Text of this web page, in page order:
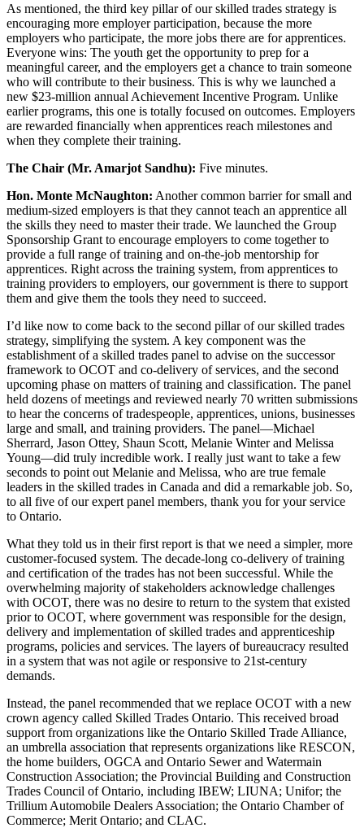
As mentioned, the third key pillar of our skilled trades strategy is
encouraging more employer participation, because the more
employers who participate, the more jobs there are for apprentices.
Everyone wins: The youth get the opportunity to prep for a
meaningful career, and the employers get a chance to train someone
who will contribute to their business. This is why we launched a
new $23-million annual Achievement Incentive Program. Unlike
earlier programs, this one is totally focused on outcomes. Employers
are rewarded financially when apprentices reach milestones and
when they complete their training.
The Chair (Mr. Amarjot Sandhu): Five minutes.
Hon. Monte McNaughton: Another common barrier for small and
medium-sized employers is that they cannot teach an apprentice all
the skills they need to master their trade. We launched the Group
Sponsorship Grant to encourage employers to come together to
provide a full range of training and on-the-job mentorship for
apprentices. Right across the training system, from apprentices to
training providers to employers, our government is there to support
them and give them the tools they need to succeed.
I’d like now to come back to the second pillar of our skilled trades
strategy, simplifying the system. A key component was the
establishment of a skilled trades panel to advise on the successor
framework to OCOT and co-delivery of services, and the second
upcoming phase on matters of training and classification. The panel
held dozens of meetings and reviewed nearly 70 written submissions
to hear the concerns of tradespeople, apprentices, unions, businesses
large and small, and training providers. The panel—Michael
Sherrard, Jason Ottey, Shaun Scott, Melanie Winter and Melissa
Young—did truly incredible work. I really just want to take a few
seconds to point out Melanie and Melissa, who are true female
leaders in the skilled trades in Canada and did a remarkable job. So,
to all five of our expert panel members, thank you for your service
to Ontario.
What they told us in their first report is that we need a simpler, more
customer-focused system. The decade-long co-delivery of training
and certification of the trades has not been successful. While the
overwhelming majority of stakeholders acknowledge challenges
with OCOT, there was no desire to return to the system that existed
prior to OCOT, where government was responsible for the design,
delivery and implementation of skilled trades and apprenticeship
programs, policies and services. The layers of bureaucracy resulted
in a system that was not agile or responsive to 21st-century
demands.
Instead, the panel recommended that we replace OCOT with a new
crown agency called Skilled Trades Ontario. This received broad
support from organizations like the Ontario Skilled Trade Alliance,
an umbrella association that represents organizations like RESCON,
the home builders, OGCA and Ontario Sewer and Watermain
Construction Association; the Provincial Building and Construction
Trades Council of Ontario, including IBEW; LIUNA; Unifor; the
Trillium Automobile Dealers Association; the Ontario Chamber of
Commerce; Merit Ontario; and CLAC.